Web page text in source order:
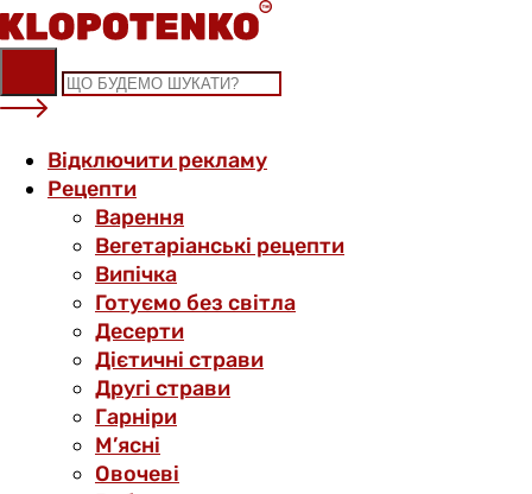
Skip
to
content
Відключити рекламу
Рецепти
Варення
Вегетаріанські рецепти
Випічка
Готуємо без світла
Десерти
Дієтичні страви
Другі страви
Гарніри
М’ясні
Овочеві